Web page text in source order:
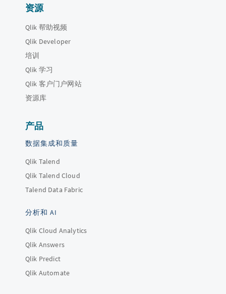
资源
Qlik 帮助视频
Qlik Developer
培训
Qlik 学习
Qlik 客户门户网站
资源库
产品
数据集成和质量
Qlik Talend
Qlik Talend Cloud
Talend Data Fabric
分析和 AI
Qlik Cloud Analytics
Qlik Answers
Qlik Predict
Qlik Automate